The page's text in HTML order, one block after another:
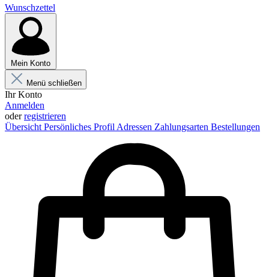
Wunschzettel
Mein Konto
Menü schließen
Ihr Konto
Anmelden
oderregistrieren
Übersicht Persönliches Profil Adressen Zahlungsarten Bestellungen